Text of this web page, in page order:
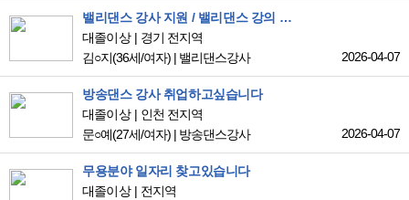
밸리댄스 강사 지원 / 밸리댄스 강의 희망합니다.
대졸이상
경기 전지역
김○지(36세/여자) | 밸리댄스강사 2026-04-07
방송댄스 강사 취업하고싶습니다
대졸이상
인천 전지역
문○예(27세/여자) | 방송댄스강사 2026-04-07
무용분야 일자리 찾고있습니다
대졸이상
전지역